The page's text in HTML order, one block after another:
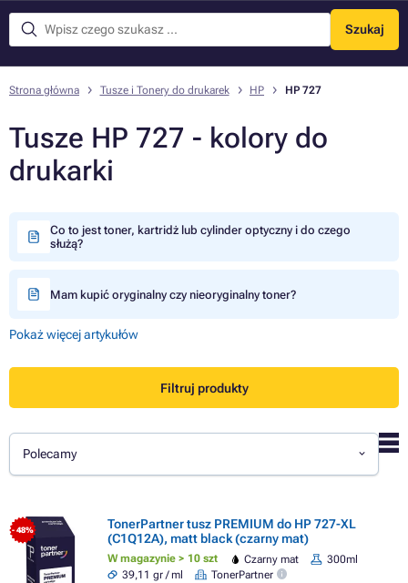
Szukaj
Menu
Strona główna Tusze i Tonery do drukarek HP HP 727
Tusze HP 727 - kolory do
drukarki
Co to jest toner, kartridż lub cylinder optyczny i do czego
służą?
Mam kupić oryginalny czy nieoryginalny toner?
Pokaż więcej artykułów
Filtruj produkty
Polecamy
- 48%
TonerPartner tusz PREMIUM do HP 727-XL
(C1Q12A), matt black (czarny mat)
W magazynie > 10 szt Czarny mat
300ml
39,11 gr / ml
TonerPartner